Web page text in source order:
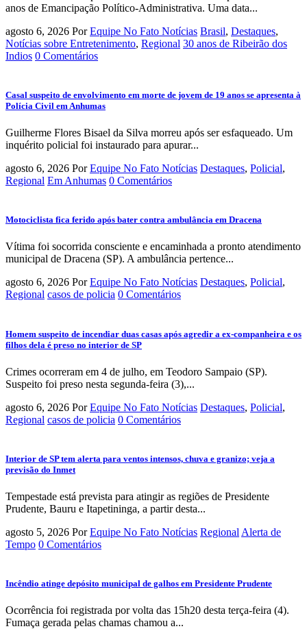
anos de Emancipação Político-Administrativa. Uma data...
agosto 6, 2026 Por Equipe No Fato Notícias Brasil, Destaques,
Notícias sobre Entretenimento, Regional 30 anos de Ribeirão dos
Indios 0 Comentários
Casal suspeito de envolvimento em morte de jovem de 19 anos se apresenta à
Polícia Civil em Anhumas
Guilherme Flores Bisael da Silva morreu após ser esfaqueado. Um
inquérito policial foi instaurado para apurar...
agosto 6, 2026 Por Equipe No Fato Notícias Destaques, Policial,
Regional Em Anhumas 0 Comentários
Motociclista fica ferido após bater contra ambulância em Dracena
Vítima foi socorrida consciente e encaminhada a pronto atendimento
municipal de Dracena (SP). A ambulância pertence...
agosto 6, 2026 Por Equipe No Fato Notícias Destaques, Policial,
Regional casos de policia 0 Comentários
Homem suspeito de incendiar duas casas após agredir a ex-companheira e os
filhos dela é preso no interior de SP
Crimes ocorreram em 4 de julho, em Teodoro Sampaio (SP).
Suspeito foi preso nesta segunda-feira (3),...
agosto 6, 2026 Por Equipe No Fato Notícias Destaques, Policial,
Regional casos de policia 0 Comentários
Interior de SP tem alerta para ventos intensos, chuva e granizo; veja a
previsão do Inmet
Tempestade está prevista para atingir as regiões de Presidente
Prudente, Bauru e Itapetininga, a partir desta...
agosto 5, 2026 Por Equipe No Fato Notícias Regional Alerta de
Tempo 0 Comentários
Incêndio atinge depósito municipal de galhos em Presidente Prudente
Ocorrência foi registrada por volta das 15h20 desta terça-feira (4).
Fumaça gerada pelas chamas chamou a...